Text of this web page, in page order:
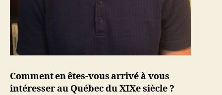
Comment en êtes-vous arrivé à vous
intéresser au Québec du XIXe siècle ?